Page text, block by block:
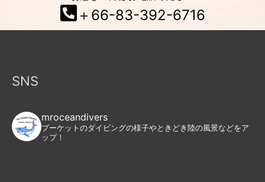
＋66-83-392-6716
SNS
mroceandivers
プーケットのダイビングの様子やときどき陸の風景などをア
ップ！